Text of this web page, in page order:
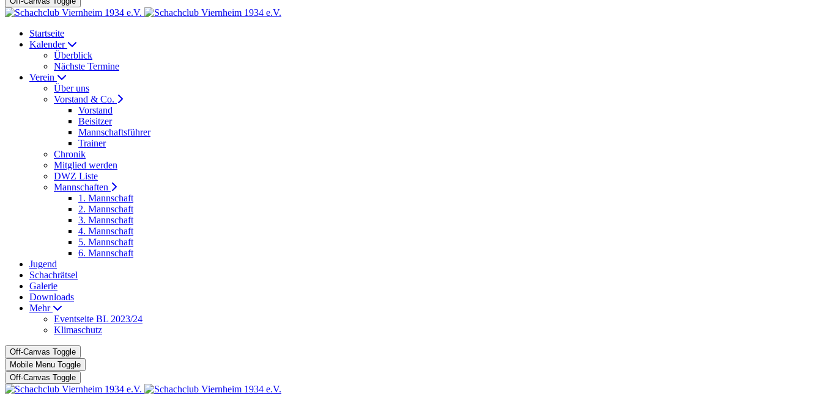
Startseite
Kalender
Überblick
Nächste Termine
Verein
Über uns
Vorstand & Co.
Vorstand
Beisitzer
Mannschaftsführer
Trainer
Chronik
Mitglied werden
DWZ Liste
Mannschaften
1. Mannschaft
2. Mannschaft
3. Mannschaft
4. Mannschaft
5. Mannschaft
6. Mannschaft
Jugend
Schachrätsel
Galerie
Downloads
Mehr
Eventseite BL 2023/24
Klimaschutz
Off-Canvas Toggle
Mobile Menu Toggle
Off-Canvas Toggle